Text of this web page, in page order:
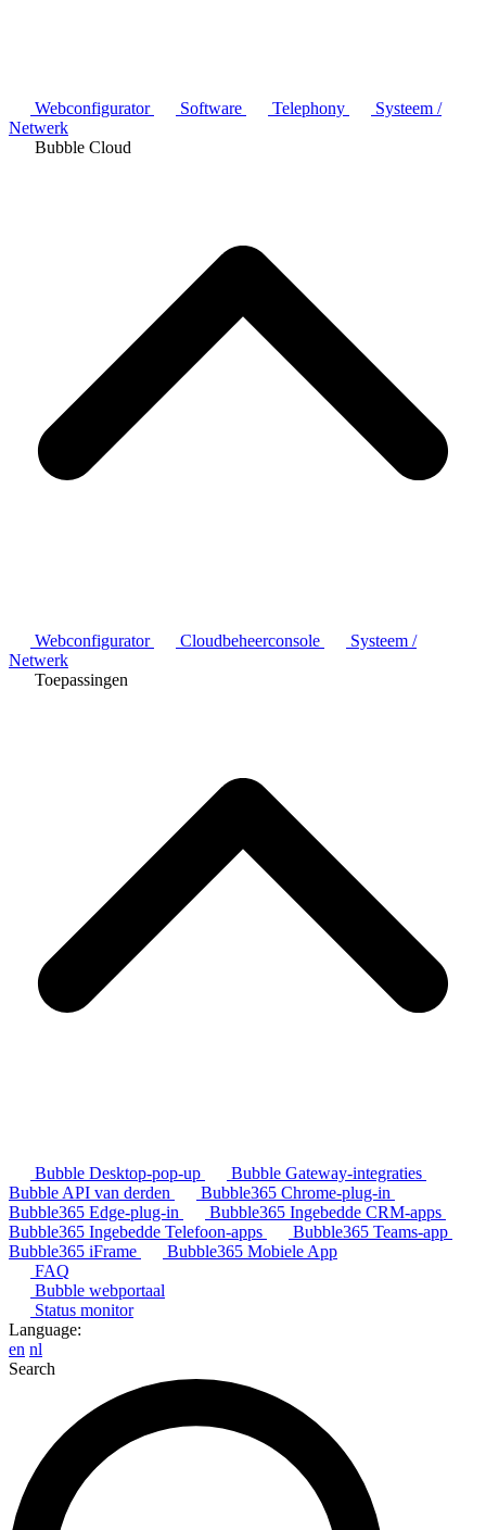
Webconfigurator Software Telephony
Systeem /
Netwerk
Bubble Cloud
Webconfigurator Cloudbeheerconsole
Systeem /
Netwerk
Toepassingen
Bubble Desktop-pop-up
Bubble Gateway-integraties
Bubble API van derden
Bubble365 Chrome-plug-in
Bubble365 Edge-plug-in
Bubble365 Ingebedde CRM-apps
Bubble365 Ingebedde Telefoon-apps
Bubble365 Teams-app
Bubble365 iFrame
Bubble365 Mobiele App
FAQ
Bubble webportaal
Status monitor
Language:
en nl
Search